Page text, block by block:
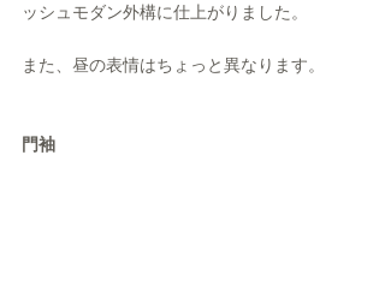
ッシュモダン外構に仕上がりました。
また、昼の表情はちょっと異なります。
門袖